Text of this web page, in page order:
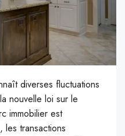
diverses fluctuations
nouvelle loi sur le
immobilier est
les transactions